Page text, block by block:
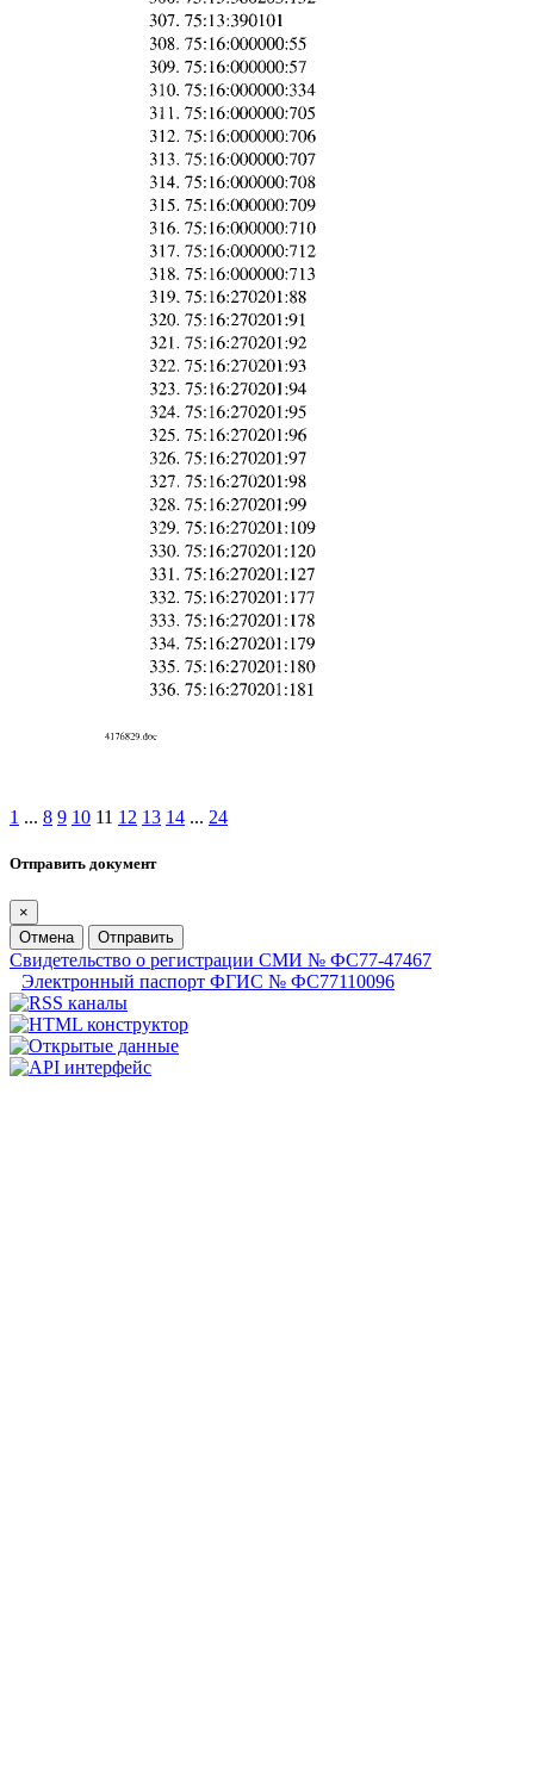
1 ... 8 9 10 11 12 13 14 ... 24
Отправить документ
×
Отмена
Отправить
Свидетельство о регистрации СМИ № ФС77-47467
Электронный паспорт ФГИС № ФС77110096